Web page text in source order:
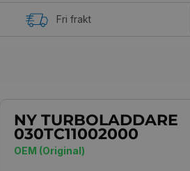
Fri frakt
NY TURBOLADDARE
030TC11002000
OEM (Original)